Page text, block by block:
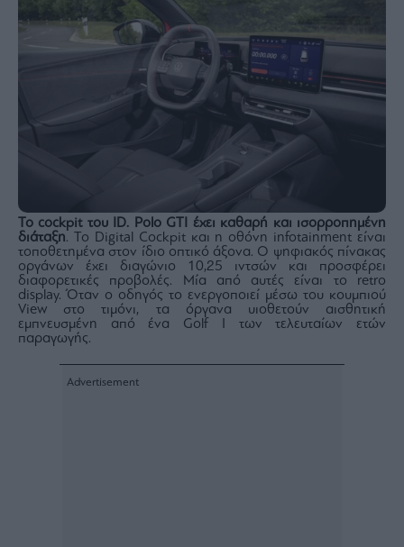
Το cockpit του ID. Polo GTI έχει καθαρή και ισορροπημένη
διάταξη. Το Digital Cockpit και η οθόνη infotainment είναι
τοποθετημένα στον ίδιο οπτικό άξονα. Ο ψηφιακός πίνακας
οργάνων έχει διαγώνιο 10,25 ιντσών και προσφέρει
διαφορετικές προβολές. Μία από αυτές είναι το retro
display. Όταν ο οδηγός το ενεργοποιεί μέσω του κουμπιού
View στο τιμόνι, τα όργανα υιοθετούν αισθητική
εμπνευσμένη από ένα Golf I των τελευταίων ετών
παραγωγής.